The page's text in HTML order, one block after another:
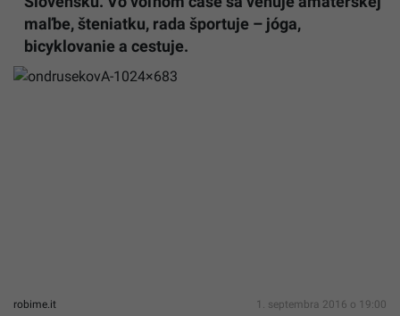
maľbe, šteniatku, rada športuje – jóga,
bicyklovanie a cestuje.
robime.it 1. septembra 2016 o 19:00